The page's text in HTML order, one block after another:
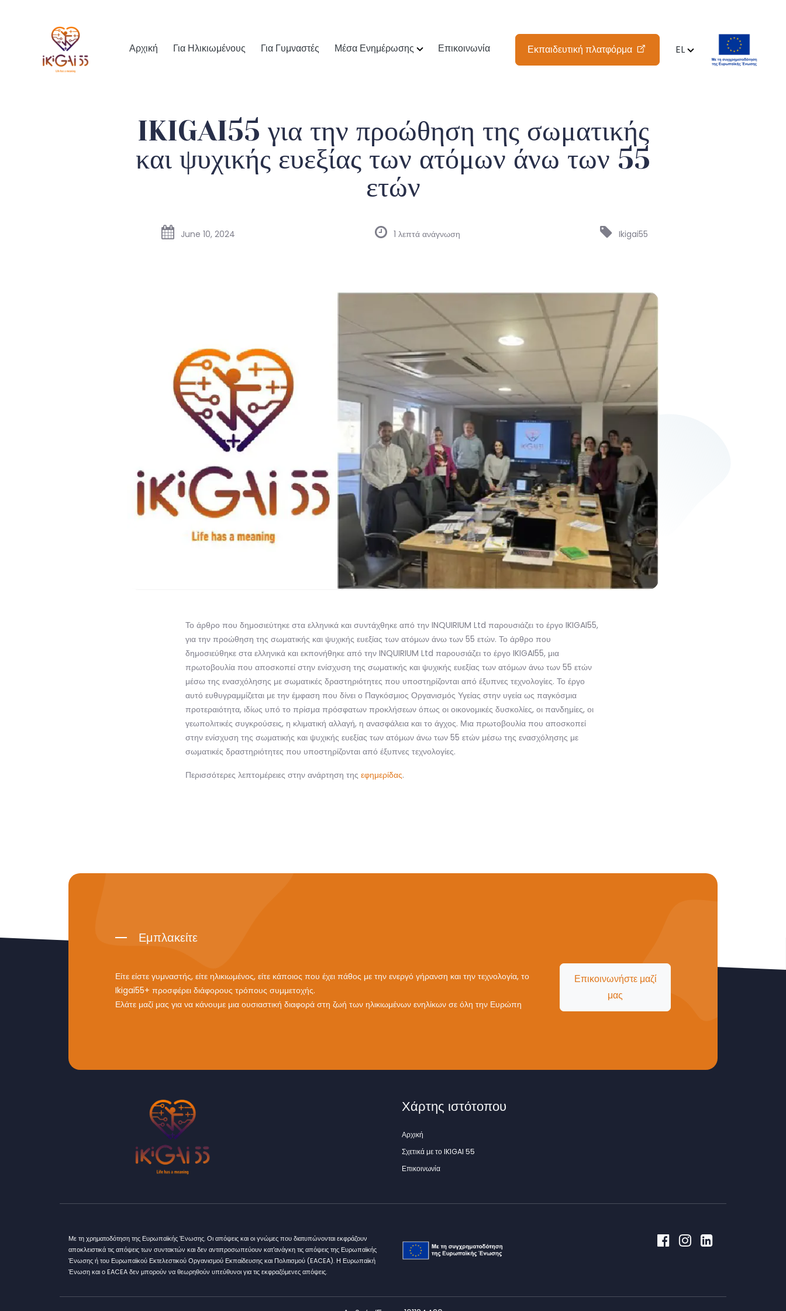
Αρχική Για Ηλικιωμένους Για Γυμναστές Μέσα Ενημέρωσης Επικοινωνία Εκπαιδευτική πλατφόρμα EL
IKIGAI55 για την προώθηση της σωματικής
και ψυχικής ευεξίας των ατόμων άνω των 55
ετών
June 10, 2024 1 λεπτά ανάγνωση Ikigai55
Το άρθρο που δημοσιεύτηκε στα ελληνικά και συντάχθηκε από την INQUIRIUM Ltd παρουσιάζει το έργο IKIGAI55,
για την προώθηση της σωματικής και ψυχικής ευεξίας των ατόμων άνω των 55 ετών. Το άρθρο που
δημοσιεύθηκε στα ελληνικά και εκπονήθηκε από την INQUIRIUM Ltd παρουσιάζει το έργο IKIGAI55, μια
πρωτοβουλία που αποσκοπεί στην ενίσχυση της σωματικής και ψυχικής ευεξίας των ατόμων άνω των 55 ετών
μέσω της ενασχόλησης με σωματικές δραστηριότητες που υποστηρίζονται από έξυπνες τεχνολογίες. Το έργο
αυτό ευθυγραμμίζεται με την έμφαση που δίνει ο Παγκόσμιος Οργανισμός Υγείας στην υγεία ως παγκόσμια
προτεραιότητα, ιδίως υπό το πρίσμα πρόσφατων προκλήσεων όπως οι οικονομικές δυσκολίες, οι πανδημίες, οι
γεωπολιτικές συγκρούσεις, η κλιματική αλλαγή, η ανασφάλεια και το άγχος. Μια πρωτοβουλία που αποσκοπεί
στην ενίσχυση της σωματικής και ψυχικής ευεξίας των ατόμων άνω των 55 ετών μέσω της ενασχόλησης με
σωματικές δραστηριότητες που υποστηρίζονται από έξυπνες τεχνολογίες.
Περισσότερες λεπτομέρειες στην ανάρτηση της εφημερίδας.
Εμπλακείτε
Είτε είστε γυμναστής, είτε ηλικιωμένος, είτε κάποιος που έχει πάθος με την ενεργό γήρανση και την τεχνολογία, το
Ikigai55+ προσφέρει διάφορους τρόπους συμμετοχής.
Ελάτε μαζί μας για να κάνουμε μια ουσιαστική διαφορά στη ζωή των ηλικιωμένων ενηλίκων σε όλη την Ευρώπη
Επικοινωνήστε μαζί
μας
Χάρτης ιστότοπου
Αρχική
Σχετικά με το IKIGAI 55
Επικοινωνία
Με τη χρηματοδότηση της Ευρωπαϊκής Ένωσης. Οι απόψεις και οι γνώμες που διατυπώνονται εκφράζουν
αποκλειστικά τις απόψεις των συντακτών και δεν αντιπροσωπεύουν κατ'ανάγκη τις απόψεις της Ευρωπαϊκής
Ένωσης ή του Ευρωπαϊκού Εκτελεστικού Οργανισμού Εκπαίδευσης και Πολιτισμού (EACEA). Η Ευρωπαϊκή
Ένωση και ο EACEA δεν μπορούν να θεωρηθούν υπεύθυνοι για τις εκφραζόμενες απόψεις.